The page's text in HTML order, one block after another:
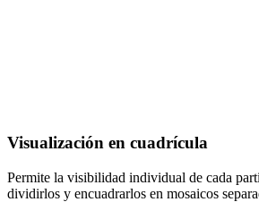
Visualización en cuadrícula
Permite la visibilidad individual de cada
dividirlos y encuadrarlos en mosaicos